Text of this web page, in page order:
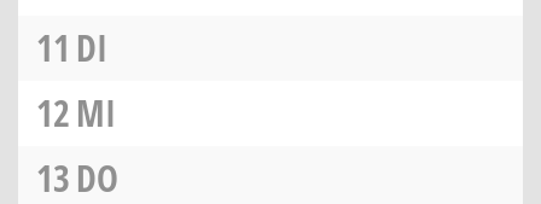
11 DI
12MI
13DO